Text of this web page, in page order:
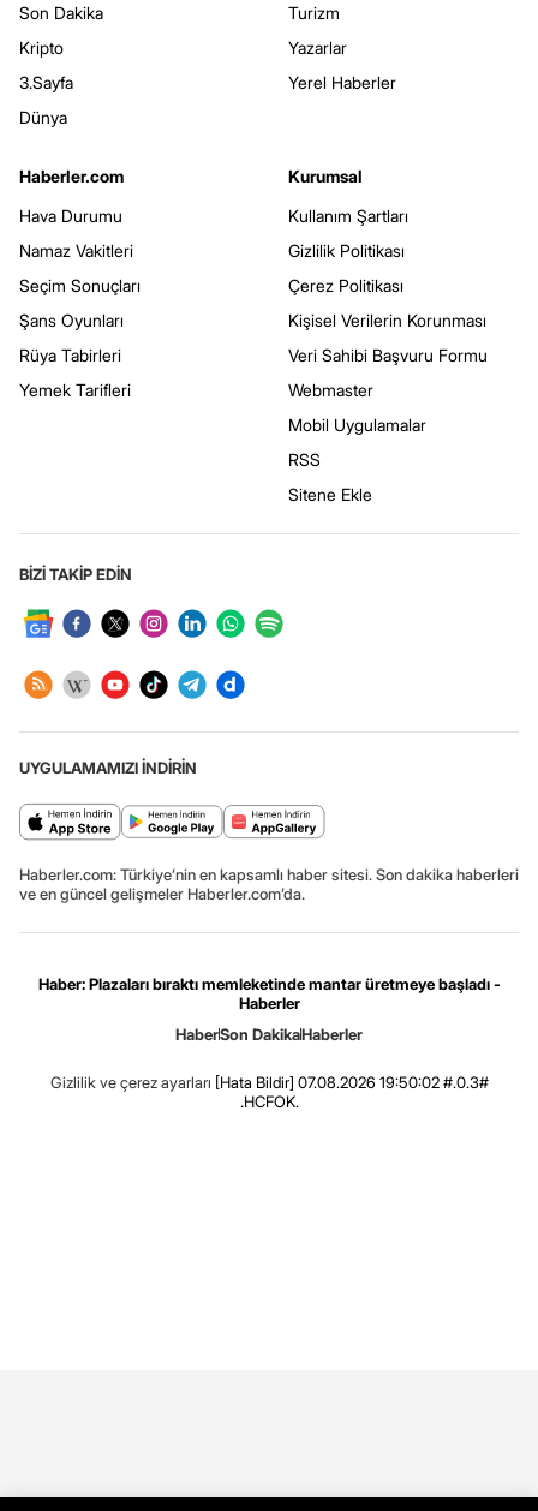
Son Dakika
Kripto
3.Sayfa
Dünya
Turizm
Yazarlar
Yerel Haberler
Haberler.com
Hava Durumu
Namaz Vakitleri
Seçim Sonuçları
Şans Oyunları
Rüya Tabirleri
Yemek Tarifleri
Kurumsal
Kullanım Şartları
Gizlilik Politikası
Çerez Politikası
Kişisel Verilerin Korunması
Veri Sahibi Başvuru Formu
Webmaster
Mobil Uygulamalar
RSS
Sitene Ekle
BİZİ TAKİP EDİN
UYGULAMAMIZI İNDİRİN
Haberler.com: Türkiye’nin en kapsamlı haber sitesi. Son dakika haberleri
ve en güncel gelişmeler Haberler.com’da.
Haber: Plazaları bıraktı memleketinde mantar üretmeye başladı -
Haberler
HaberSon DakikaHaberler
Gizlilik ve çerez ayarları [Hata Bildir] 07.08.2026 19:50:02 #.0.3#
.HCFOK.